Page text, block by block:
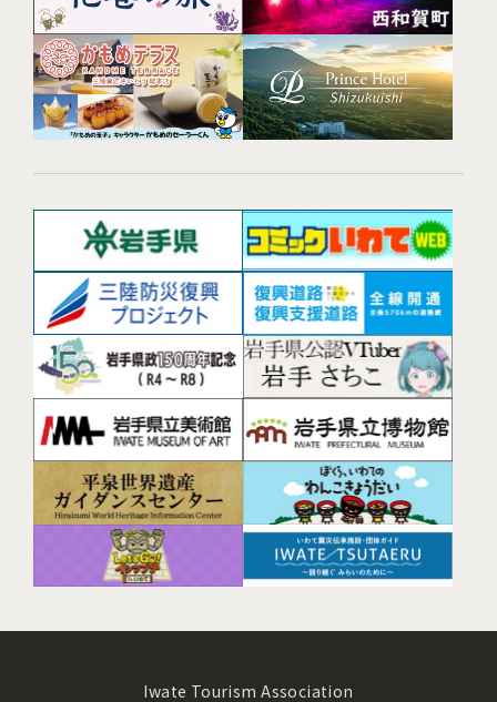
Iwate Tourism Association